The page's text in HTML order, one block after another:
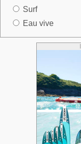
Surf
Eau vive